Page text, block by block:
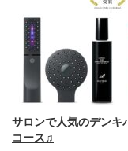
サロンで人気のデンキ
コース♫